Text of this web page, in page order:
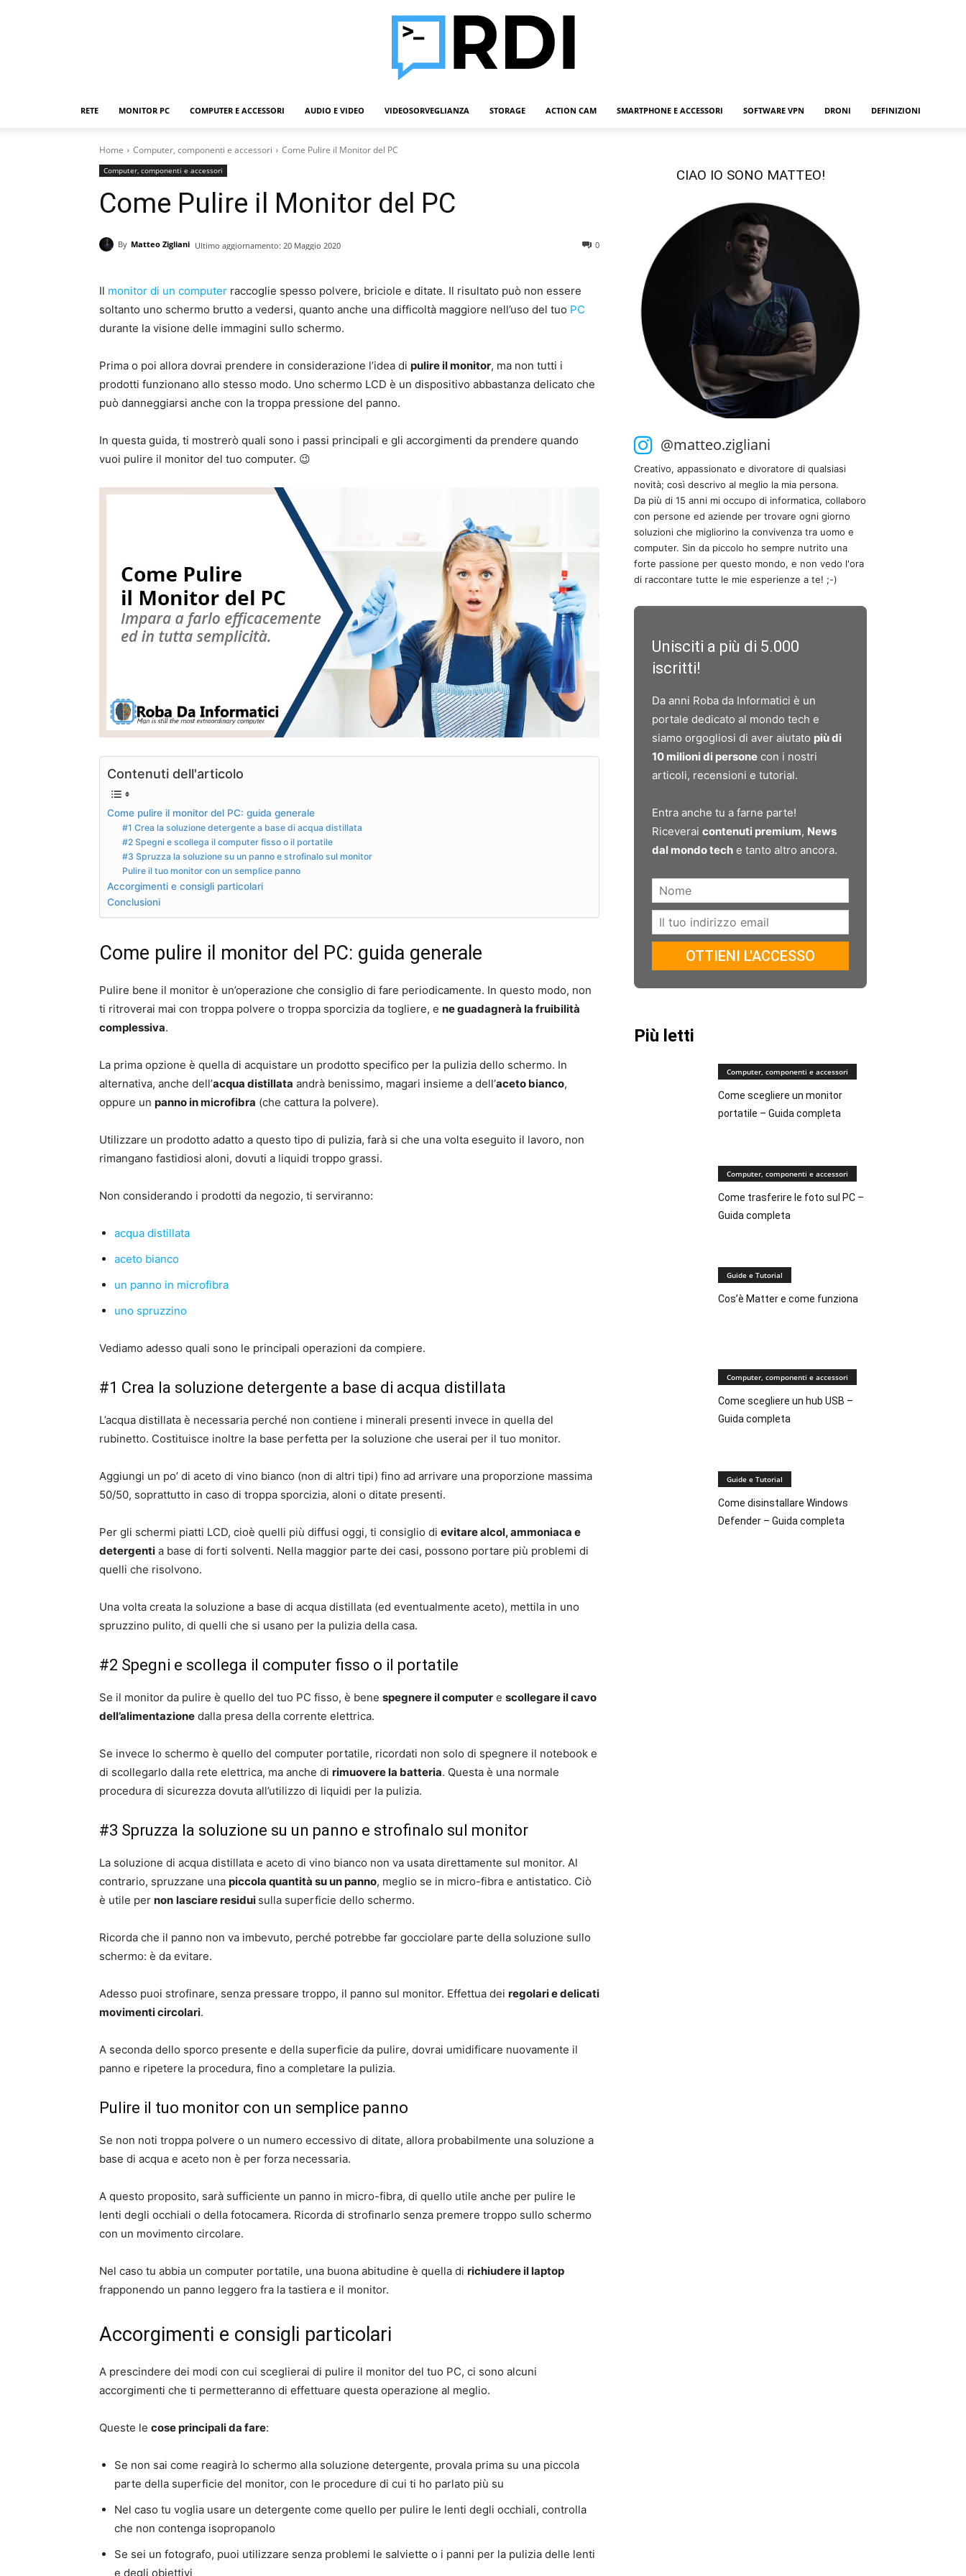
Informatici
RETE MONITOR PC COMPUTER E ACCESSORI AUDIO E VIDEO VIDEOSORVEGLIANZA STORAGE ACTION CAM SMARTPHONE E ACCESSORI SOFTWARE VPN DRONI DEFINIZIONI
Home Computer, componenti e accessori Come Pulire il Monitor del PC
Computer, componenti e accessori
Come Pulire il Monitor del PC
By Matteo Zigliani Ultimo aggiornamento: 20 Maggio 2020 0
Il monitor di un computer raccoglie spesso polvere, briciole e ditate. Il risultato può non essere
soltanto uno schermo brutto a vedersi, quanto anche una difficoltà maggiore nell’uso del tuo PC
durante la visione delle immagini sullo schermo.
Prima o poi allora dovrai prendere in considerazione l’idea di pulire il monitor, ma non tutti i
prodotti funzionano allo stesso modo. Uno schermo LCD è un dispositivo abbastanza delicato che
può danneggiarsi anche con la troppa pressione del panno.
In questa guida, ti mostrerò quali sono i passi principali e gli accorgimenti da prendere quando
vuoi pulire il monitor del tuo computer. 😉
Contenuti dell'articolo
Come pulire il monitor del PC: guida generale
#1 Crea la soluzione detergente a base di acqua distillata
#2 Spegni e scollega il computer fisso o il portatile
#3 Spruzza la soluzione su un panno e strofinalo sul monitor
Pulire il tuo monitor con un semplice panno
Accorgimenti e consigli particolari
Conclusioni
Come pulire il monitor del PC: guida generale
Pulire bene il monitor è un’operazione che consiglio di fare periodicamente. In questo modo, non
ti ritroverai mai con troppa polvere o troppa sporcizia da togliere, e ne guadagnerà la fruibilità
complessiva.
La prima opzione è quella di acquistare un prodotto specifico per la pulizia dello schermo. In
alternativa, anche dell’acqua distillata andrà benissimo, magari insieme a dell’aceto bianco,
oppure un panno in microfibra (che cattura la polvere).
Utilizzare un prodotto adatto a questo tipo di pulizia, farà si che una volta eseguito il lavoro, non
rimangano fastidiosi aloni, dovuti a liquidi troppo grassi.
Non considerando i prodotti da negozio, ti serviranno:
acqua distillata
aceto bianco
un panno in microfibra
uno spruzzino
Vediamo adesso quali sono le principali operazioni da compiere.
#1 Crea la soluzione detergente a base di acqua distillata
L’acqua distillata è necessaria perché non contiene i minerali presenti invece in quella del
rubinetto. Costituisce inoltre la base perfetta per la soluzione che userai per il tuo monitor.
Aggiungi un po’ di aceto di vino bianco (non di altri tipi) fino ad arrivare una proporzione massima
50/50, soprattutto in caso di troppa sporcizia, aloni o ditate presenti.
Per gli schermi piatti LCD, cioè quelli più diffusi oggi, ti consiglio di evitare alcol, ammoniaca e
detergenti a base di forti solventi. Nella maggior parte dei casi, possono portare più problemi di
quelli che risolvono.
Una volta creata la soluzione a base di acqua distillata (ed eventualmente aceto), mettila in uno
spruzzino pulito, di quelli che si usano per la pulizia della casa.
#2 Spegni e scollega il computer fisso o il portatile
Se il monitor da pulire è quello del tuo PC fisso, è bene spegnere il computer e scollegare il cavo
dell’alimentazione dalla presa della corrente elettrica.
Se invece lo schermo è quello del computer portatile, ricordati non solo di spegnere il notebook e
di scollegarlo dalla rete elettrica, ma anche di rimuovere la batteria. Questa è una normale
procedura di sicurezza dovuta all’utilizzo di liquidi per la pulizia.
#3 Spruzza la soluzione su un panno e strofinalo sul monitor
La soluzione di acqua distillata e aceto di vino bianco non va usata direttamente sul monitor. Al
contrario, spruzzane una piccola quantità su un panno, meglio se in micro-fibra e antistatico. Ciò
è utile per non lasciare residui sulla superficie dello schermo.
Ricorda che il panno non va imbevuto, perché potrebbe far gocciolare parte della soluzione sullo
schermo: è da evitare.
Adesso puoi strofinare, senza pressare troppo, il panno sul monitor. Effettua dei regolari e delicati
movimenti circolari.
A seconda dello sporco presente e della superficie da pulire, dovrai umidificare nuovamente il
panno e ripetere la procedura, fino a completare la pulizia.
Pulire il tuo monitor con un semplice panno
Se non noti troppa polvere o un numero eccessivo di ditate, allora probabilmente una soluzione a
base di acqua e aceto non è per forza necessaria.
A questo proposito, sarà sufficiente un panno in micro-fibra, di quello utile anche per pulire le
lenti degli occhiali o della fotocamera. Ricorda di strofinarlo senza premere troppo sullo schermo
con un movimento circolare.
Nel caso tu abbia un computer portatile, una buona abitudine è quella di richiudere il laptop
frapponendo un panno leggero fra la tastiera e il monitor.
Accorgimenti e consigli particolari
A prescindere dei modi con cui sceglierai di pulire il monitor del tuo PC, ci sono alcuni
accorgimenti che ti permetteranno di effettuare questa operazione al meglio.
Queste le cose principali da fare:
Se non sai come reagirà lo schermo alla soluzione detergente, provala prima su una piccola
parte della superficie del monitor, con le procedure di cui ti ho parlato più su
Nel caso tu voglia usare un detergente come quello per pulire le lenti degli occhiali, controlla
che non contenga isopropanolo
Se sei un fotografo, puoi utilizzare senza problemi le salviette o i panni per la pulizia delle lenti
e degli obiettivi
CIAO IO SONO MATTEO!
@matteo.zigliani
Creativo, appassionato e divoratore di qualsiasi
novità; così descrivo al meglio la mia persona.
Da più di 15 anni mi occupo di informatica, collaboro
con persone ed aziende per trovare ogni giorno
soluzioni che migliorino la convivenza tra uomo e
computer. Sin da piccolo ho sempre nutrito una
forte passione per questo mondo, e non vedo l'ora
di raccontare tutte le mie esperienze a te! ;-)
Unisciti a più di 5.000
iscritti!
Da anni Roba da Informatici è un
portale dedicato al mondo tech e
siamo orgogliosi di aver aiutato più di
10 milioni di persone con i nostri
articoli, recensioni e tutorial.
Entra anche tu a farne parte!
Riceverai contenuti premium, News
dal mondo tech e tanto altro ancora.
Più letti
Computer, componenti e accessori
Come scegliere un monitor
portatile – Guida completa
Computer, componenti e accessori
Come trasferire le foto sul PC –
Guida completa
Guide e Tutorial
Cos’è Matter e come funziona
Computer, componenti e accessori
Come scegliere un hub USB –
Guida completa
Guide e Tutorial
Come disinstallare Windows
Defender – Guida completa